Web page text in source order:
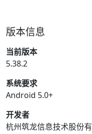
版本信息
当前版本
5.38.2
系统要求
Android 5.0+
开发者
杭州筑龙信息技术股份有